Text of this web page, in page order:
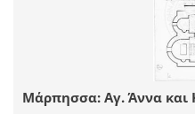
Μάρπησσα: Αγ. Άννα και